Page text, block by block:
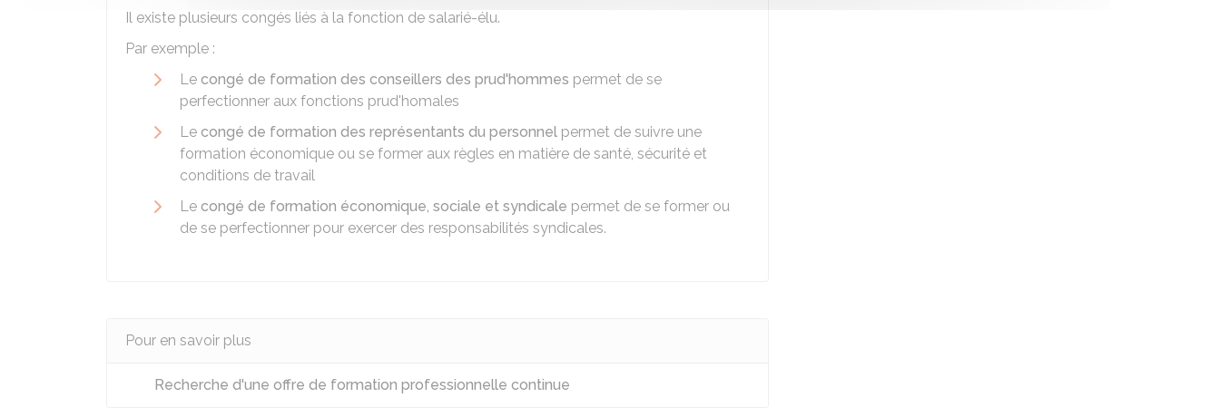
Il existe plusieurs congés liés à la fonction de salarié-élu.
Par exemple :
Le congé de formation des conseillers des prud'hommes permet de se
perfectionner aux fonctions prud'homales
Le congé de formation des représentants du personnel permet de suivre une
formation économique ou se former aux règles en matière de santé, sécurité et
conditions de travail
Le congé de formation économique, sociale et syndicale permet de se former ou
de se perfectionner pour exercer des responsabilités syndicales.
Pour en savoir plus
Recherche d'une offre de formation professionnelle continue